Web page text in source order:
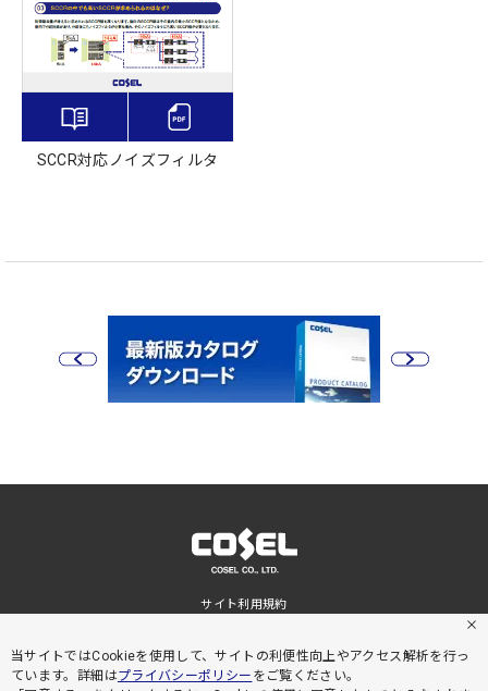
当サイトではCookieを使用して、サイトの利便性向上やアクセス解析を行っ
ています。詳細はプライバシーポリシー をご覧ください。
SCCR対応ノイズフィルタ
サイト利用規約